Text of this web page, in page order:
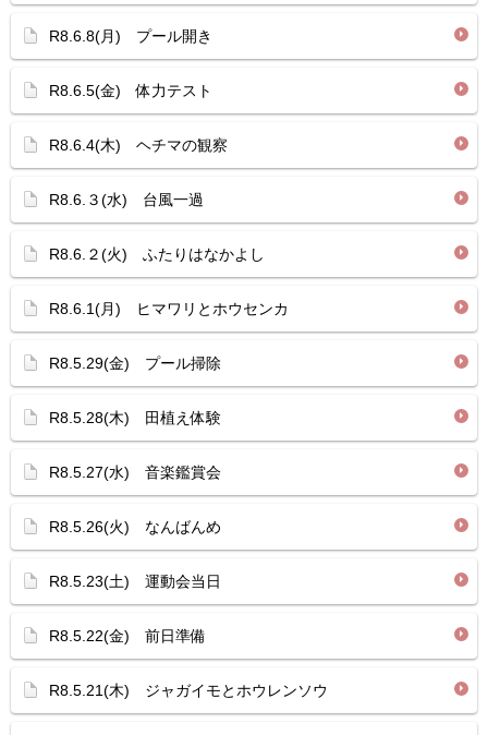
R8.6.8(月) プール開き
R8.6.5(金) 体力テスト
R8.6.4(木) ヘチマの観察
R8.6.３(水) 台風一過
R8.6.２(火) ふたりはなかよし
R8.6.1(月) ヒマワリとホウセンカ
R8.5.29(金) プール掃除
R8.5.28(木) 田植え体験
R8.5.27(水) 音楽鑑賞会
R8.5.26(火) なんばんめ
R8.5.23(土) 運動会当日
R8.5.22(金) 前日準備
R8.5.21(木) ジャガイモとホウレンソウ